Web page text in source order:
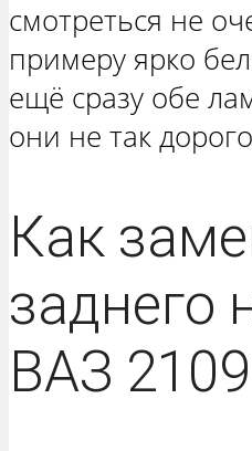
смотреться не
примеру ярко
ещё сразу обе
они не так
Как
заднего
ВАЗ